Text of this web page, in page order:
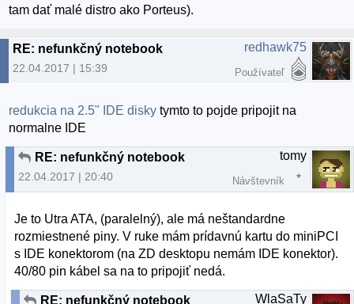
tam dať malé distro ako Porteus).
RE: nefunkčný notebook
22.04.2017 | 15:39
redhawk75
Používateľ
redukcia na 2.5" IDE disky tymto to pojde pripojit na
normalne IDE
RE: nefunkčný notebook
22.04.2017 | 20:40
tomy
Návštevník
Je to Utra ATA, (paralelný), ale má neštandardne
rozmiestnené piny. V ruke mám prídavnú kartu do miniPCI
s IDE konektorom (na ZD desktopu nemám IDE konektor).
40/80 pin kábel sa na to pripojiť nedá.
RE: nefunkčný notebook WlaSaTy